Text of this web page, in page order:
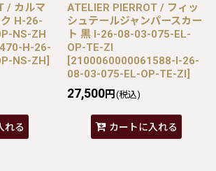
/ カルマ
H-26-
NS-ZH
H-26-
NS-ZH]
れる
ATELIER PIERROT / フィッ
シュテールジャンパースカー
ト 黒 I-26-08-03-075-EL-
OP-TE-ZI
[2100060000061588-I-26-
08-03-075-EL-OP-TE-ZI]
27,500円 (税込)
カートに入れる